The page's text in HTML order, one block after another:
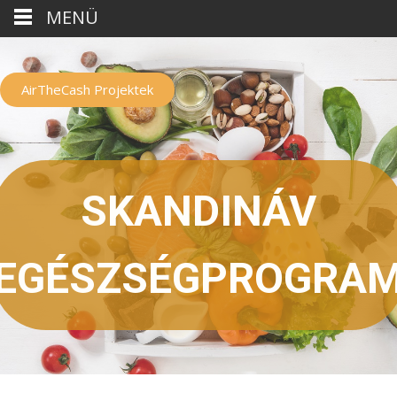
AirTheCash Projektek
SKANDINÁV
MENÜ